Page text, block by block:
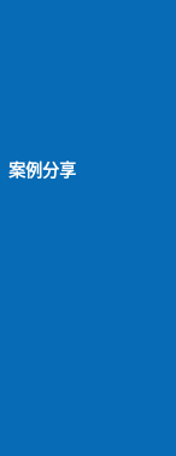
案例分享